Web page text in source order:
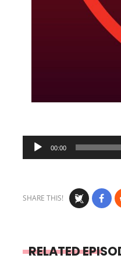
Audio
Player
00:00
SHARE THIS!
RELATED